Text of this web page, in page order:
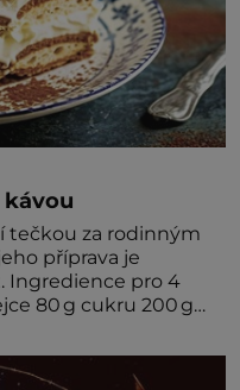
kávou
tečkou za rodinným
příprava je
Ingredience pro 4
s cukrem do